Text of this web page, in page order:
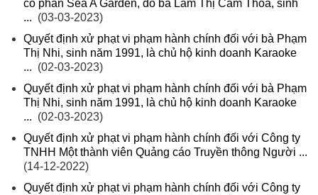
cổ phần Sea A Garden, do bà Lâm Thị Cẩm Thoa, sinh
... (03-03-2023)
Quyết định xử phạt vi phạm hành chính đối với bà Phạm
Thị Nhi, sinh năm 1991, là chủ hộ kinh doanh Karaoke
... (02-03-2023)
Quyết định xử phạt vi phạm hành chính đối với bà Phạm
Thị Nhi, sinh năm 1991, là chủ hộ kinh doanh Karaoke
... (02-03-2023)
Quyết định xử phạt vi phạm hành chính đối với Công ty
TNHH Một thành viên Quảng cáo Truyền thông Người ...
(14-12-2022)
Quyết định xử phạt vi phạm hành chính đối với Công ty